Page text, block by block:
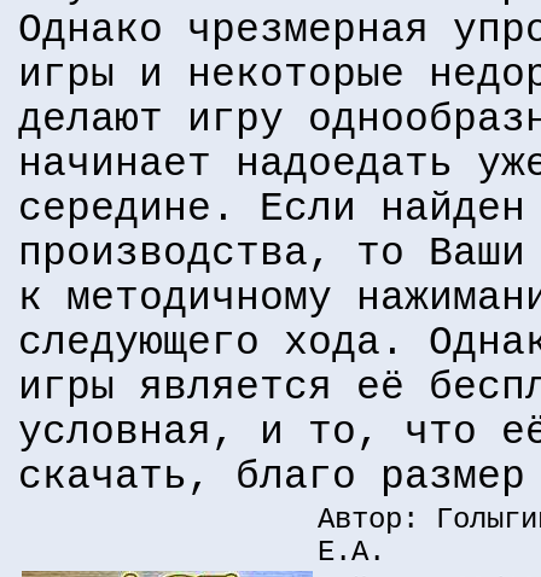
Однако чрезмерная
игры и некоторые
делают игру
начинает надоедать
середине. Если найден
производства, то
к методичному
следующего хода.
игры является её
условная, и то, что
скачать, благо
Автор:
Е.А.